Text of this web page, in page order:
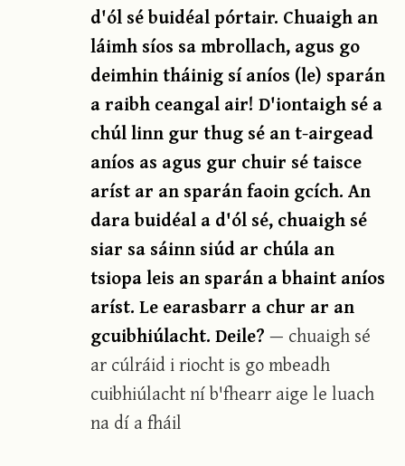
d'ól sé buidéal pórtair. Chuaigh an
láimh síos sa mbrollach, agus go
deimhin tháinig sí aníos (le) sparán
a raibh ceangal air! D'iontaigh sé a
chúl linn gur thug sé an t-airgead
aníos as agus gur chuir sé taisce
aríst ar an sparán faoin gcích. An
dara buidéal a d'ól sé, chuaigh sé
siar sa sáinn siúd ar chúla an
tsiopa leis an sparán a bhaint aníos
aríst. Le earasbarr a chur ar an
gcuibhiúlacht. Deile?— chuaigh sé
ar cúlráid i riocht is go mbeadh
cuibhiúlacht ní b'fhearr aige le luach
na dí a fháil